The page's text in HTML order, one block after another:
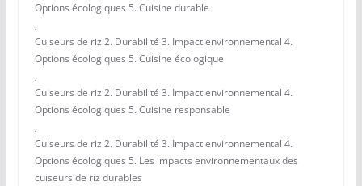
Options écologiques 5. Cuisine durable
,
Cuiseurs de riz 2. Durabilité 3. Impact environnemental 4.
Options écologiques 5. Cuisine écologique
,
Cuiseurs de riz 2. Durabilité 3. Impact environnemental 4.
Options écologiques 5. Cuisine responsable
,
Cuiseurs de riz 2. Durabilité 3. Impact environnemental 4.
Options écologiques 5. Les impacts environnementaux des
cuiseurs de riz durables